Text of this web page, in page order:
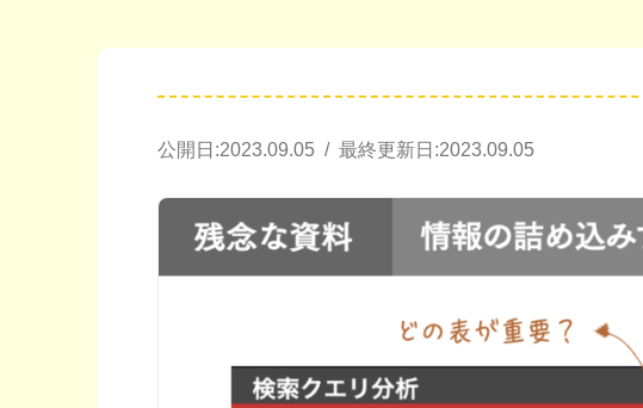
公開日:2023.09.05 / 最終更新日:2023.09.05